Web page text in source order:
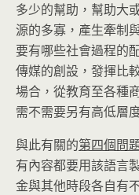
多少的幫助，幫助大
源的多寡，產生牽制
要有哪些社會過程的
傳媒的創設，發揮比
場合，從教育至各種
需不需要另有高低層
與此有關的第四個問
有內容都要用該語言
金與其他時段各自有